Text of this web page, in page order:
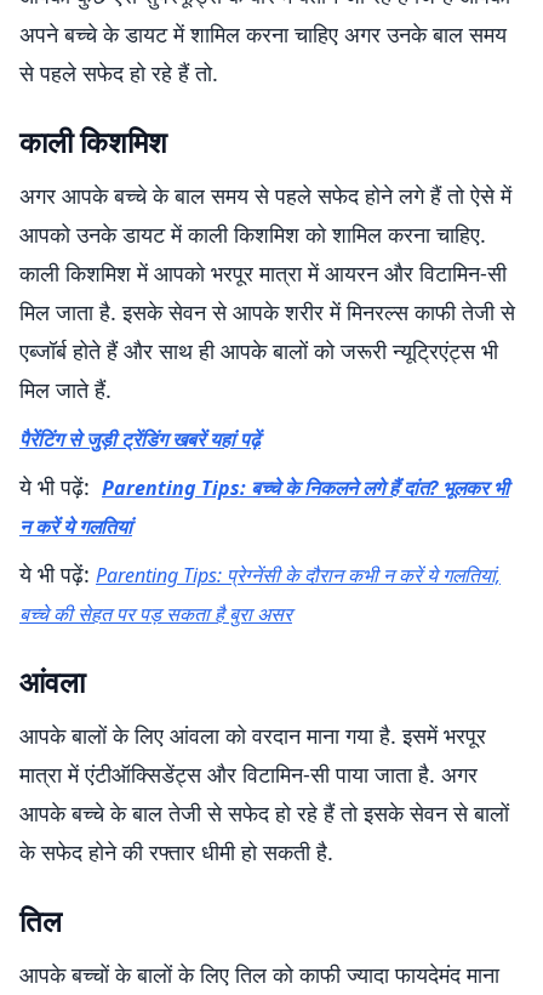
अपने बच्चे के डायट में शामिल करना चाहिए अगर उनके बाल समय
से पहले सफेद हो रहे हैं तो.
काली किशमिश
अगर आपके बच्चे के बाल समय से पहले सफेद होने लगे हैं तो ऐसे में
आपको उनके डायट में काली किशमिश को शामिल करना चाहिए.
काली किशमिश में आपको भरपूर मात्रा में आयरन और विटामिन-सी
मिल जाता है. इसके सेवन से आपके शरीर में मिनरल्स काफी तेजी से
एब्जॉर्ब होते हैं और साथ ही आपके बालों को जरूरी न्यूट्रिएंट्स भी
मिल जाते हैं.
पैरेंटिंग से जुड़ी ट्रेंडिंग खबरें यहां पढ़ें
ये भी पढ़ें: Parenting Tips: बच्चे के निकलने लगे हैं दांत? भूलकर भी
न करें ये गलतियां
ये भी पढ़ें: Parenting Tips: प्रेग्नेंसी के दौरान कभी न करें ये गलतियां,
बच्चे की सेहत पर पड़ सकता है बुरा असर
आंवला
आपके बालों के लिए आंवला को वरदान माना गया है. इसमें भरपूर
मात्रा में एंटीऑक्सिडेंट्स और विटामिन-सी पाया जाता है. अगर
आपके बच्चे के बाल तेजी से सफेद हो रहे हैं तो इसके सेवन से बालों
के सफेद होने की रफ्तार धीमी हो सकती है.
तिल
आपके बच्चों के बालों के लिए तिल को काफी ज्यादा फायदेमंद माना